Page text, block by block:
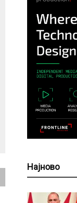
Најново